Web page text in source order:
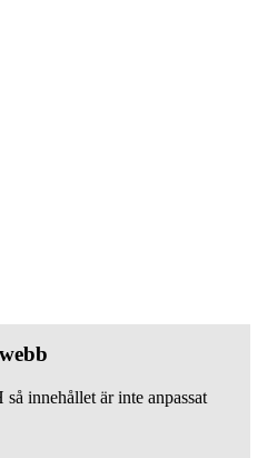
innehållet är inte anpassat